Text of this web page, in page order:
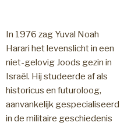
In 1976 zag Yuval Noah
Harari het levenslicht in een
niet-gelovig Joods gezin in
Israël. Hij studeerde af als
historicus en futuroloog,
aanvankelijk gespecialiseerd
in de militaire geschiedenis